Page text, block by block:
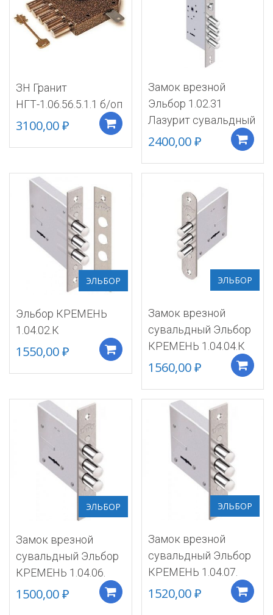
ЗН Гранит
НГТ-1.06.56.5.1.1 б/оп
3100,00₽ Добавить в корзину
Замок врезной
Эльбор 1.02.31
Лазурит сувальдный
2400,00₽
ЭЛЬБОР
Эльбор КРЕМЕНЬ
1.04.02.К
1550,00₽ Добавить в корзину
ЭЛЬБОР
Замок врезной
сувальдный Эльбор
КРЕМЕНЬ 1.04.04.К
1560,00₽
ЭЛЬБОР
Замок врезной
сувальдный Эльбор
КРЕМЕНЬ 1.04.06.
1500,00₽ Добавить в корзину
ЭЛЬБОР
Замок врезной
сувальдный Эльбор
КРЕМЕНЬ 1.04.07.
1520,00₽